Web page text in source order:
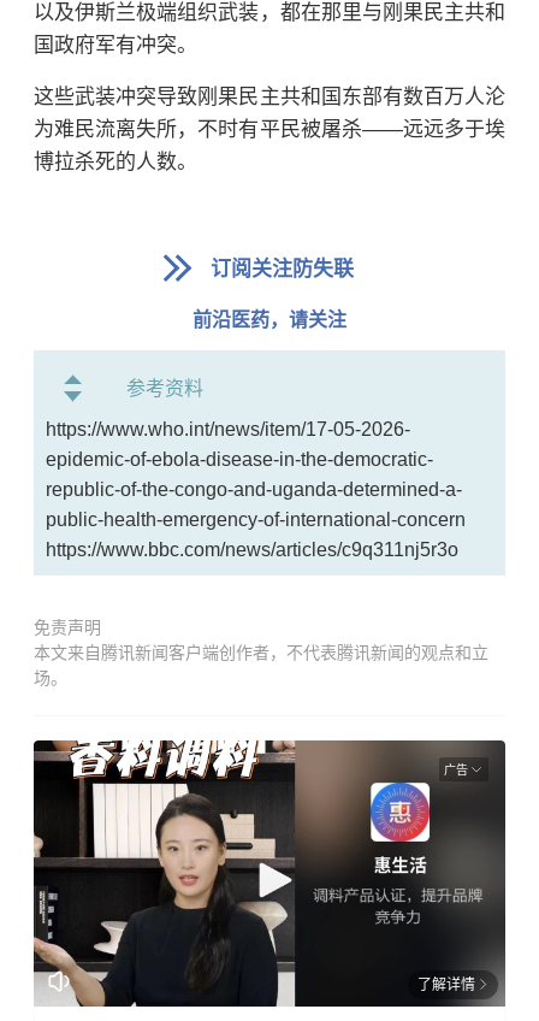
以及伊斯兰极端组织武装，都在那里与刚果民主共和
国政府军有冲突。
这些武装冲突导致刚果民主共和国东部有数百万人沦
为难民流离失所，不时有平民被屠杀——远远多于埃
博拉杀死的人数。
订阅关注防失联
前沿医药，请关注
参考资料
https://www.who.int/news/item/17-05-2026-
epidemic-of-ebola-disease-in-the-democratic-
republic-of-the-congo-and-uganda-determined-a-
public-health-emergency-of-international-concern
https://www.bbc.com/news/articles/c9q311nj5r3o
免责声明
本文来自腾讯新闻客户端创作者，不代表腾讯新闻的观点和立
场。
广告
了解详情